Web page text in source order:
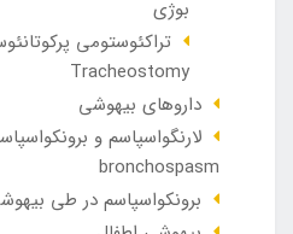
بوژی
Tracheostomy
داروهای بیهوشی
bronchospasm
برونکواسپاسم در طی